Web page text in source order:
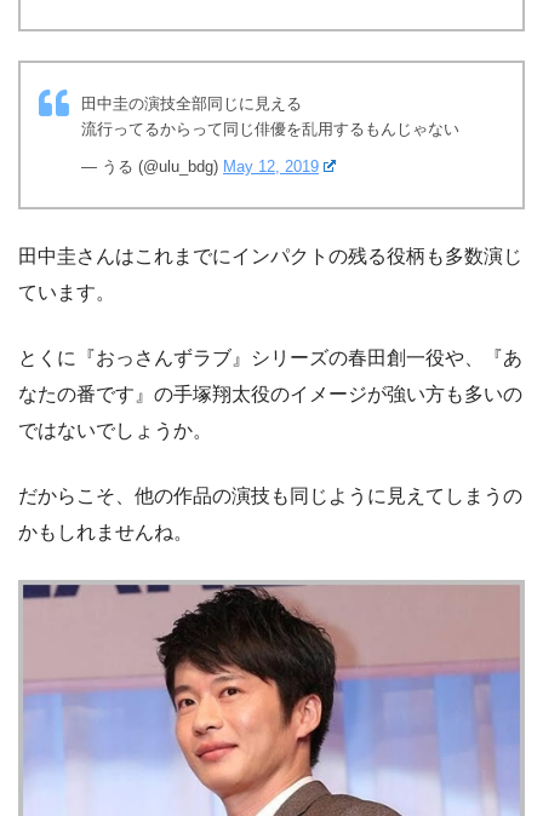
田中圭の演技全部同じに見える
流行ってるからって同じ俳優を乱用するもんじゃない
— うる (@ulu_bdg) May 12, 2019
田中圭さんはこれまでにインパクトの残る役柄も多数演じ
ています。
とくに『おっさんずラブ』シリーズの春田創一役や、『あ
なたの番です』の手塚翔太役のイメージが強い方も多いの
ではないでしょうか。
だからこそ、他の作品の演技も同じように見えてしまうの
かもしれませんね。